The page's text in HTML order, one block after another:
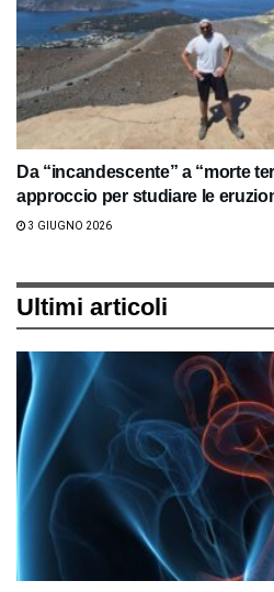
Da “incandescente” a “morte
approccio per studiare le
3 GIUGNO 2026
Ultimi articoli